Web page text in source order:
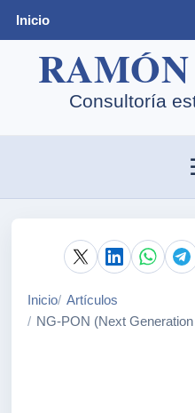
Inicio
Inicio
Artículos
NG-PON (Next